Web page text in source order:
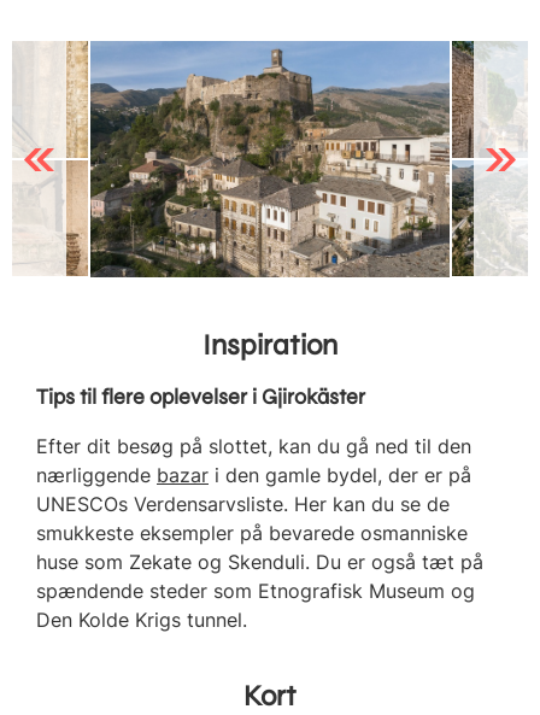
Previous Next
Inspiration
Tips til flere oplevelser i Gjirokäster
Efter dit besøg på slottet, kan du gå ned til den
nærliggende bazar i den gamle bydel, der er på
UNESCOs Verdensarvsliste. Her kan du se de
smukkeste eksempler på bevarede osmanniske
huse som Zekate og Skenduli. Du er også tæt på
spændende steder som Etnografisk Museum og
Den Kolde Krigs tunnel.
Kort